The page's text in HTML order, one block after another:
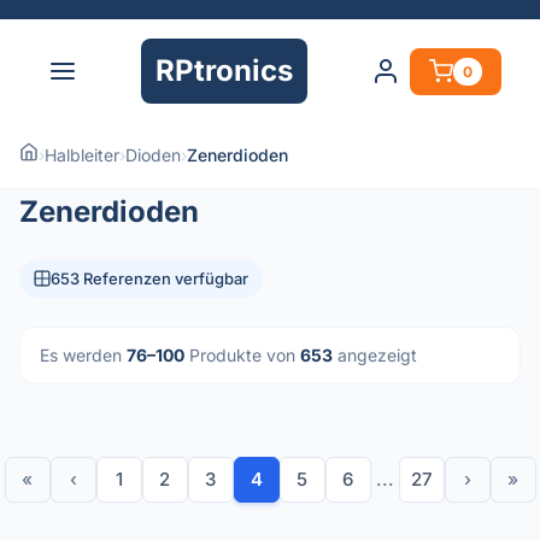
RPtronics 0
›Halbleiter›Dioden›Zenerdioden
Zenerdioden
653 Referenzen verfügbar
Es werden 76–100 Produkte von 653 angezeigt
« ‹ 1 2 3 4 5 6 ... 27 › »